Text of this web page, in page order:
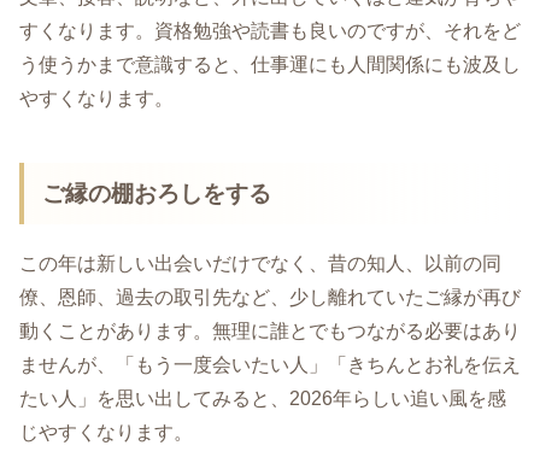
すくなります。資格勉強や読書も良いのですが、それをど
う使うかまで意識すると、仕事運にも人間関係にも波及し
やすくなります。
ご縁の棚おろしをする
この年は新しい出会いだけでなく、昔の知人、以前の同
僚、恩師、過去の取引先など、少し離れていたご縁が再び
動くことがあります。無理に誰とでもつながる必要はあり
ませんが、「もう一度会いたい人」「きちんとお礼を伝え
たい人」を思い出してみると、2026年らしい追い風を感
じやすくなります。